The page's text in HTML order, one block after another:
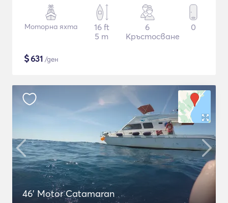
Моторна яхта
16 ft
5 m
6
Кръстосване
0
$631 /ден
46' Motor Catamaran